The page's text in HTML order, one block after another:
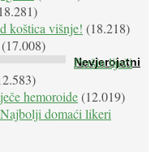
Nevjerojatni
i živce, od kojih pati
bolesti, jabuke ...
koštica višnje! (18.218)
(17.008)
Peršin liječi
hemoroide(12.019)
domaći likeri